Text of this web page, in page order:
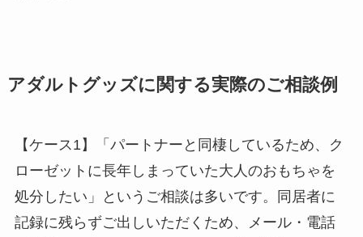
アダルトグッズに関する実際のご相談例
【ケース1】「パートナーと同棲しているため、ク
ローゼットに長年しまっていた大人のおもちゃを
処分したい」というご相談は多いです。同居者に
記録に残らずご出しいただくため、メール・電話